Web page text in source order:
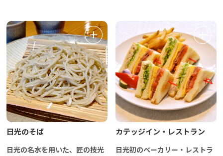
日光のそば
日光の名水を用いた、匠の技光
カテッジイン・レストラン
日光初のベーカリー・レストラ